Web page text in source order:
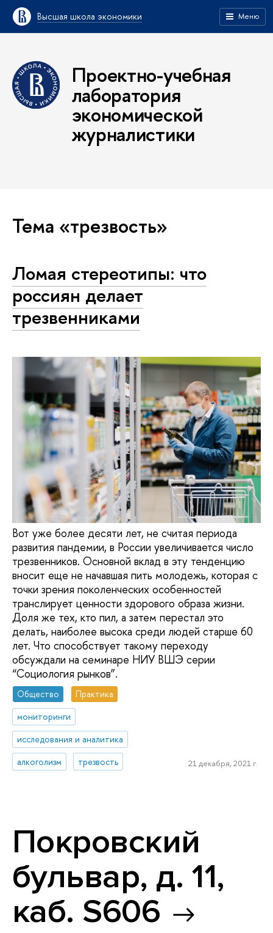
Высшая школа экономики Меню
Проектно-учебная
лаборатория
экономической
журналистики
Тема «трезвость»
Ломая стереотипы: что
россиян делает
трезвенниками
Вот уже более десяти лет, не считая периода
развития пандемии, в России увеличивается число
трезвенников. Основной вклад в эту тенденцию
вносит еще не начавшая пить молодежь, которая с
точки зрения поколенческих особенностей
транслирует ценности здорового образа жизни.
Доля же тех, кто пил, а затем перестал это
делать, наиболее высока среди людей старше 60
лет. Что способствует такому переходу
обсуждали на семинаре НИУ ВШЭ серии
“Социология рынков”.
Общество
Практика
мониторинги
исследования и аналитика
алкоголизм
трезвость 21 декабря, 2021 г.
Покровский
бульвар, д. 11,
каб. S606